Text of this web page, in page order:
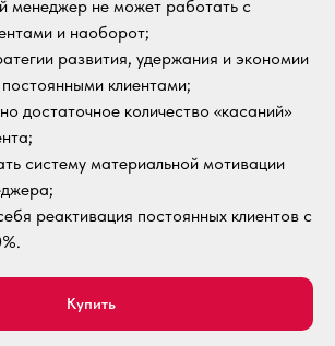
менеджер не может работать с
и наоборот;
развития, удержания и экономии
клиентами;
достаточное количество «касаний»
систему материальной мотивации
реактивация постоянных клиентов с
Купить